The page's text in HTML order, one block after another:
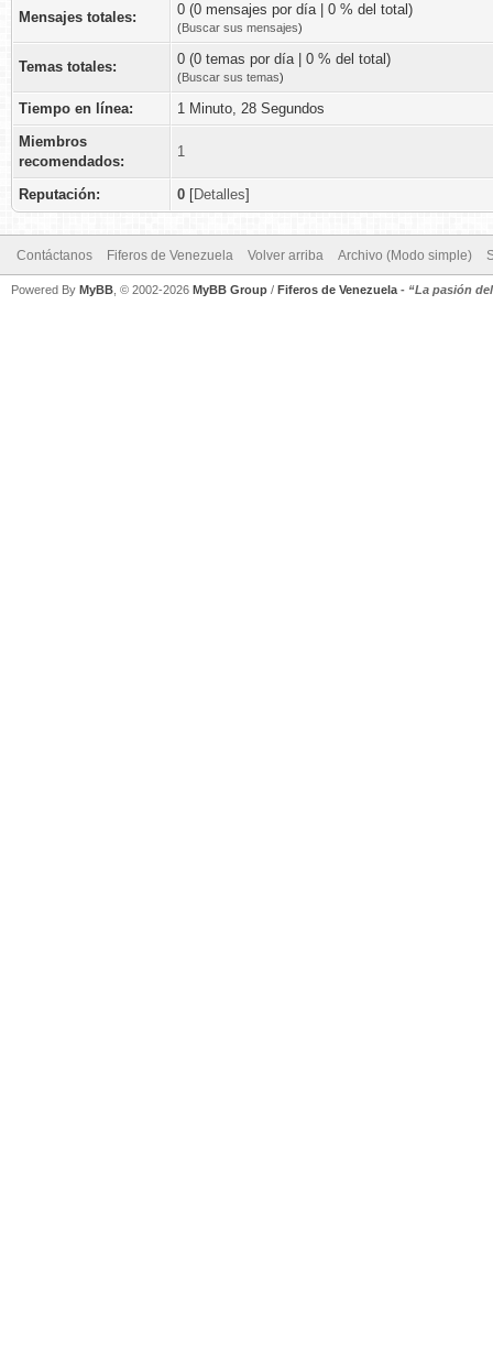
Mensajes totales: 0 (0 mensajes por día | 0 % del total)
(Buscar sus mensajes)
Temas totales: 0 (0 temas por día | 0 % del total)
(Buscar sus temas)
Tiempo en línea:
1 Minuto, 28 Segundos
Miembros
recomendados:
1
Reputación: 0 [Detalles]
Contáctanos Fiferos de Venezuela Volver arriba Archivo (Modo simple)
Powered By MyBB , © 2002-2026 MyBB Group / Fiferos de Venezuela - “La pasión